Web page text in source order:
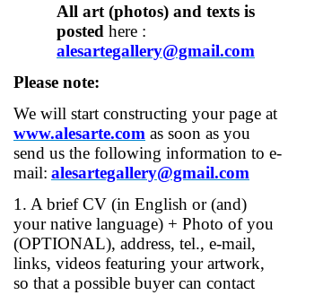
All art (photos) and texts is
posted here :
alesartegallery@gmail.com
Please note:
We will start constructing your page at
www.alesarte.com as soon as you
send us the following information to e-
mail: alesartegallery@gmail.com
1. A brief CV (in English or (and)
your native language) + Photo of you
(OPTIONAL), address, tel., e-mail,
links, videos featuring your artwork,
so that a possible buyer can contact